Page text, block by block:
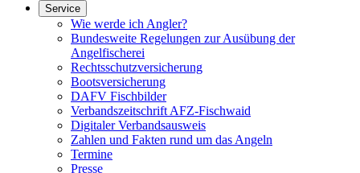
Service
Wie werde ich Angler?
Bundesweite Regelungen zur Ausübung der
Angelfischerei
Rechtsschutzversicherung
Bootsversicherung
DAFV Fischbilder
Verbandszeitschrift AFZ-Fischwaid
Digitaler Verbandsausweis
Zahlen und Fakten rund um das Angeln
Termine
Presse